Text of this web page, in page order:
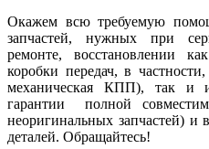
Окажем всю требуемую
запчастей, нужных при
ремонте, восстановлении
коробки передач, в
механическая КПП), так и
гарантии полной
неоригинальных запчастей) и
деталей. Обращайтесь!